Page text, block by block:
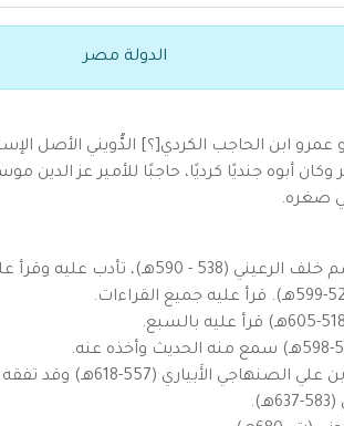
الدولة مصر
إسنا في صعيد مصر وكان أبوه جنديًا كرديًا، حاجبًا
صغره.
وسمع منه التيسير والشاطبية.
(557-618هـ) وقد تفقه عليه.